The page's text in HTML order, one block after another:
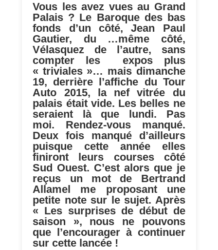
Vous les avez vues au Grand
Palais ? Le Baroque des bas
fonds d’un côté, Jean Paul
Gautier, du …même côté,
Vélasquez de l’autre, sans
compter les expos plus
« triviales »… mais dimanche
19, derrière l’affiche du Tour
Auto 2015, la nef vitrée du
palais était vide. Les belles ne
seraient là que lundi. Pas
moi. Rendez-vous manqué.
Deux fois manqué d’ailleurs
puisque cette année elles
finiront leurs courses côté
Sud Ouest. C’est alors que je
reçus un mot de Bertrand
Allamel me proposant une
petite note sur le sujet. Après
« Les surprises de début de
saison », nous ne pouvons
que l’encourager à continuer
sur cette lancée !